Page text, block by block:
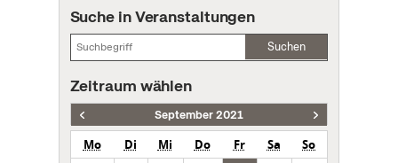
Suche in Veranstaltungen
Suchen
Zeitraum wählen
September 2021
Mo Di Mi Do Fr Sa
So